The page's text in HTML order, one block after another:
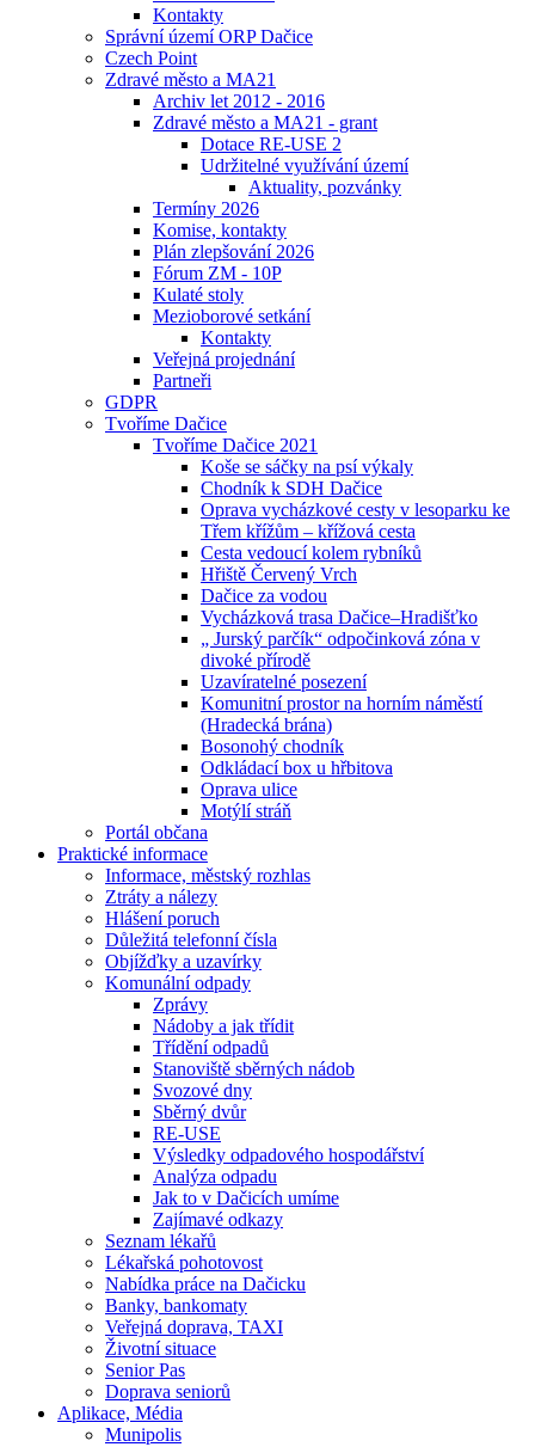
Kontakty
Správní území ORP Dačice
Czech Point
Zdravé město a MA21
Archiv let 2012 - 2016
Zdravé město a MA21 - grant
Dotace RE-USE 2
Udržitelné využívání území
Aktuality, pozvánky
Termíny 2026
Komise, kontakty
Plán zlepšování 2026
Fórum ZM - 10P
Kulaté stoly
Mezioborové setkání
Kontakty
Veřejná projednání
Partneři
GDPR
Tvoříme Dačice
Tvoříme Dačice 2021
Koše se sáčky na psí výkaly
Chodník k SDH Dačice
Oprava vycházkové cesty v lesoparku ke
Třem křížům – křížová cesta
Cesta vedoucí kolem rybníků
Hřiště Červený Vrch
Dačice za vodou
Vycházková trasa Dačice–Hradišťko
„ Jurský parčík“ odpočinková zóna v
divoké přírodě
Uzavíratelné posezení
Komunitní prostor na horním náměstí
(Hradecká brána)
Bosonohý chodník
Odkládací box u hřbitova
Oprava ulice
Motýlí stráň
Portál občana
Praktické informace
Informace, městský rozhlas
Ztráty a nálezy
Hlášení poruch
Důležitá telefonní čísla
Objížďky a uzavírky
Komunální odpady
Zprávy
Nádoby a jak třídit
Třídění odpadů
Stanoviště sběrných nádob
Svozové dny
Sběrný dvůr
RE-USE
Výsledky odpadového hospodářství
Analýza odpadu
Jak to v Dačicích umíme
Zajímavé odkazy
Seznam lékařů
Lékařská pohotovost
Nabídka práce na Dačicku
Banky, bankomaty
Veřejná doprava, TAXI
Životní situace
Senior Pas
Doprava seniorů
Aplikace, Média
Munipolis